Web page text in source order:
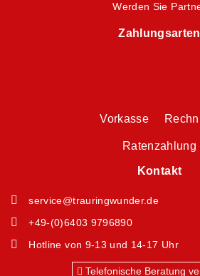
Werden Sie
Zahlungsarten
Vorkasse
Ratenzahlung
Kontakt
service@trauringwunder.de
+49-(0)6403 9796890
Hotline von 9-13 und 14-17 Uhr
Telefonische Beratung